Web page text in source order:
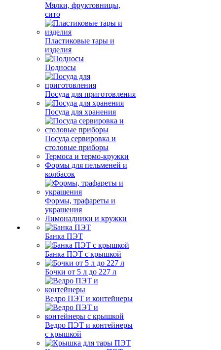
Мялки, фруктовницы,
сито
Пластиковые тары и
изделия
Подносы
Посуда для приготовления
Посуда для хранения
Посуда сервировка и
столовые приборы
Термоса и термо-кружки
Формы для пельменей и
колбасок
Формы, трафареты и
украшения
Лимонадники и кружки
Банка ПЭТ
Банка ПЭТ с крышкой
Бочки от 5 л до 227 л
Ведро ПЭТ и контейнеры
Ведро ПЭТ и контейнеры
с крышкой